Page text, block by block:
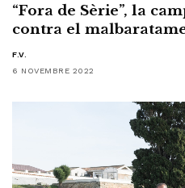
“Fora de Sèrie”, la
contra el
F.V.
6 NOVEMBRE 2022